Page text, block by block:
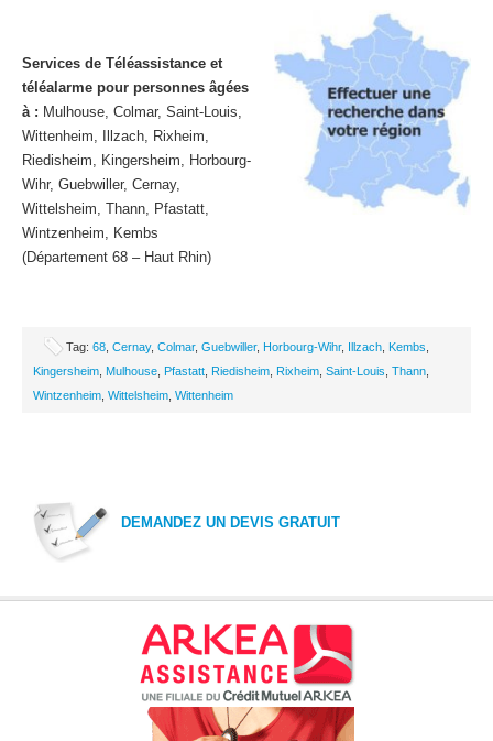
Services de Téléassistance et
téléalarme pour personnes âgées
à : Mulhouse, Colmar, Saint-Louis,
Wittenheim, Illzach, Rixheim,
Riedisheim, Kingersheim, Horbourg-
Wihr, Guebwiller, Cernay,
Wittelsheim, Thann, Pfastatt,
Wintzenheim, Kembs
(Département 68 – Haut Rhin)
Tag: 68 Cernay, Colmar, Guebwiller, Horbourg-Wihr, Illzach Kembs
Kingersheim Mulhouse Pfastatt Riedisheim Rixheim Saint-Louis Thann
Wintzenheim Wittelsheim Wittenheim
DEMANDEZ UN DEVIS GRATUIT